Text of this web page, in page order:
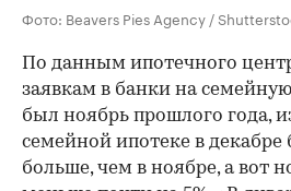
Фото: Beavers Pies Agency /
По данным ипотечного
заявкам в банки на
был ноябрь прошлого года,
семейной ипотеке в декабре
больше, чем в ноябре, а вот